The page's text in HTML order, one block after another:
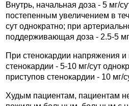
Внутрь, начальная доза - 5 мг/
постепенным увеличением в
сут однократно; при
поддерживающая доза - 2.5-5
При стенокардии напряжения и
стенокардии - 5-10 мг/сут
приступов стенокардии - 10 мг/
Худым пациентам, пациентам